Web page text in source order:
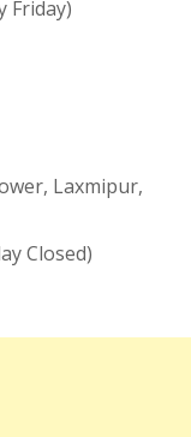
Friday)
Laxmipur,
Closed)